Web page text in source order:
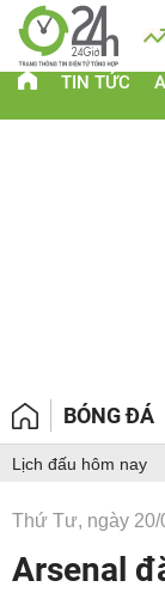
Lịch
TIN TỨC
BÓNG ĐÁ
Lịch đấu hôm nay
Thứ Tư, ngày 20/
Arsenal